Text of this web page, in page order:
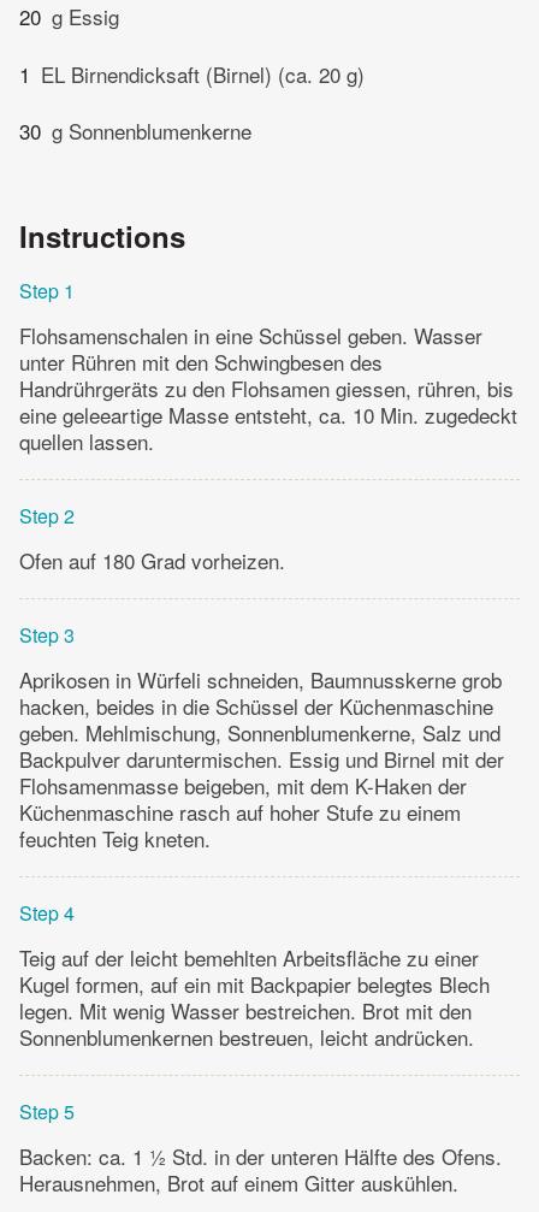
20 g Essig
1 EL Birnendicksaft (Birnel) (ca. 20 g)
30 g Sonnenblumenkerne
Instructions
Step 1
Flohsamenschalen in eine Schüssel geben. Wasser
unter Rühren mit den Schwingbesen des
Handrührgeräts zu den Flohsamen giessen, rühren, bis
eine geleeartige Masse entsteht, ca. 10 Min. zugedeckt
quellen lassen.
Step 2
Ofen auf 180 Grad vorheizen.
Step 3
Aprikosen in Würfeli schneiden, Baumnusskerne grob
hacken, beides in die Schüssel der Küchenmaschine
geben. Mehlmischung, Sonnenblumenkerne, Salz und
Backpulver daruntermischen. Essig und Birnel mit der
Flohsamenmasse beigeben, mit dem K-Haken der
Küchenmaschine rasch auf hoher Stufe zu einem
feuchten Teig kneten.
Step 4
Teig auf der leicht bemehlten Arbeitsfläche zu einer
Kugel formen, auf ein mit Backpapier belegtes Blech
legen. Mit wenig Wasser bestreichen. Brot mit den
Sonnenblumenkernen bestreuen, leicht andrücken.
Step 5
Backen: ca. 1 ½ Std. in der unteren Hälfte des Ofens.
Herausnehmen, Brot auf einem Gitter auskühlen.